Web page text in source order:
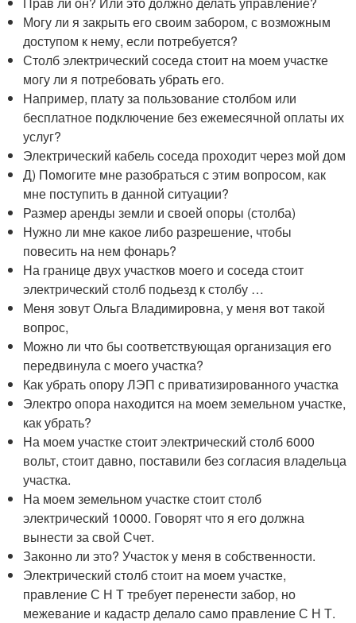
Могу ли я закрыть его своим забором, с возможным
доступом к нему, если потребуется?
Столб электрический соседа стоит на моем участке
могу ли я потребовать убрать его.
Например, плату за пользование столбом или
бесплатное подключение без ежемесячной оплаты их
услуг?
Электрический кабель соседа проходит через мой дом
Д) Помогите мне разобраться с этим вопросом, как
мне поступить в данной ситуации?
Размер аренды земли и своей опоры (столба)
Нужно ли мне какое либо разрешение, чтобы
повесить на нем фонарь?
На границе двух участков моего и соседа стоит
электрический столб подьезд к столбу …
Меня зовут Ольга Владимировна, у меня вот такой
вопрос,
Можно ли что бы соответствующая организация его
передвинула с моего участка?
Как убрать опору ЛЭП с приватизированного участка
Электро опора находится на моем земельном участке,
как убрать?
На моем участке стоит электрический столб 6000
вольт, стоит давно, поставили без согласия владельца
участка.
На моем земельном участке стоит столб
электрический 10000. Говорят что я его должна
вынести за свой Счет.
Законно ли это? Участок у меня в собственности.
Электрический столб стоит на моем участке,
правление С Н Т требует перенести забор, но
межевание и кадастр делало само правление С Н Т.